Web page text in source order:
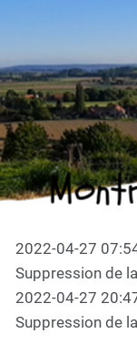
2022-04-27
Suppression de
2022-04-27
Suppression de